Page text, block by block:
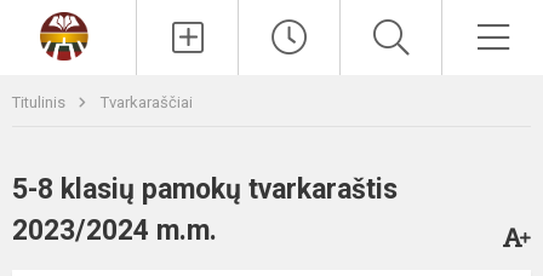
Titulinis Tvarkaraščiai
5-8 klasių pamokų tvarkaraštis
2023/2024 m.m.